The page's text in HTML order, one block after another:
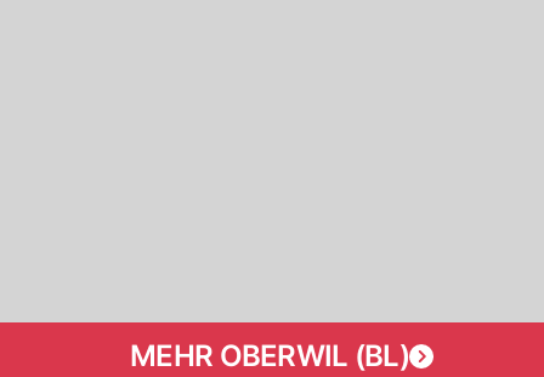
MEHR OBERWIL (BL)